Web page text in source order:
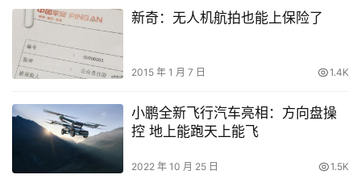
新奇：无人机航拍也能上保险了
2015 年 1 月 7 日 1.4K
小鹏全新飞行汽车亮相：方向盘操
控 地上能跑天上能飞
2022 年 10 月 25 日 1.5K